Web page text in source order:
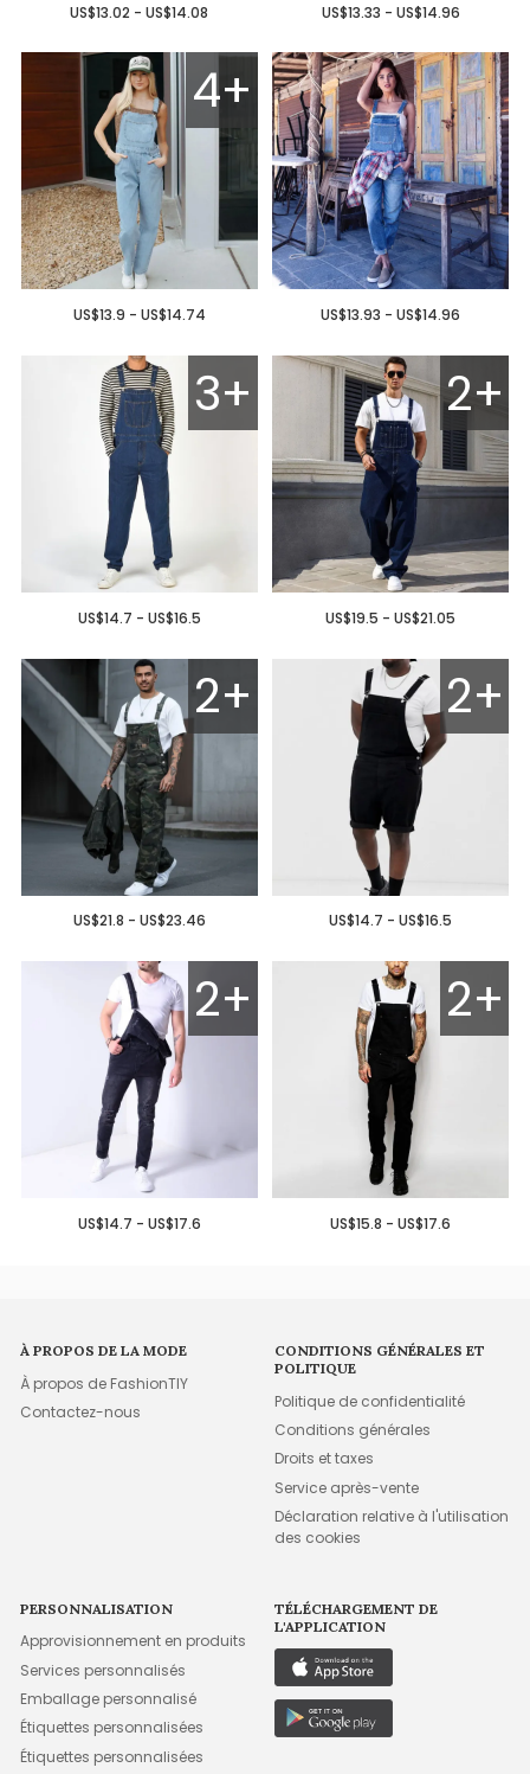
US$13.02 - US$14.08 US$13.33 - US$14.96
4+
US$13.9 - US$14.74 US$13.93 - US$14.96
3+
US$14.7 - US$16.5
2+
US$19.5 - US$21.05
2+
US$21.8 - US$23.46
2+
US$14.7 - US$16.5
2+
US$14.7 - US$17.6
2+
US$15.8 - US$17.6
À PROPOS DE LA MODE
À propos de FashionTIY
Contactez-nous
CONDITIONS GÉNÉRALES ET
POLITIQUE
Politique de confidentialité
Conditions générales
Droits et taxes
Service après-vente
Déclaration relative à l'utilisation
des cookies
PERSONNALISATION
Approvisionnement en produits
Services personnalisés
Emballage personnalisé
Étiquettes personnalisées
Étiquettes personnalisées
TÉLÉCHARGEMENT DE
L'APPLICATION